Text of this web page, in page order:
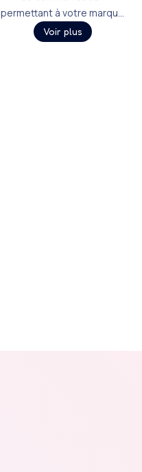
permettant à votre marque
d’être identifiée au sol, et
imprimé.
Voir plus